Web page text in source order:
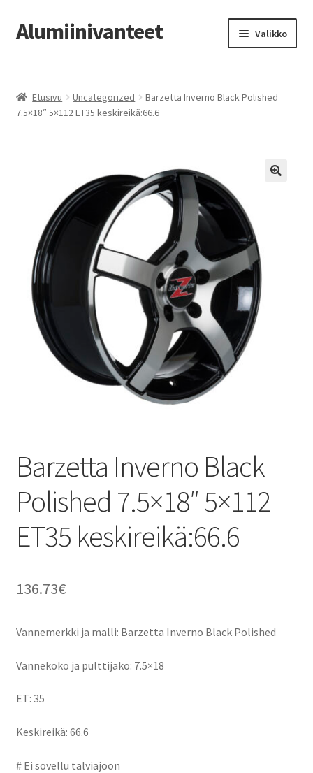
Siirry
navigointiin
Siirry
sisältöön
Alumiinivanteet Valikko
Kauppa
Vanteiden osto-opas
Auton renkaat
Yhteystiedot
Etusivu Uncategorized
Barzetta Inverno Black Polished
7.5×18″ 5×112 ET35 keskireikä:66.6
Barzetta Inverno Black
Polished 7.5×18″ 5×112
ET35 keskireikä:66.6
136.73€
Vannemerkki ja malli: Barzetta Inverno Black Polished
Vannekoko ja pulttijako: 7.5×18
ET: 35
Keskireikä: 66.6
# Ei sovellu talviajoon